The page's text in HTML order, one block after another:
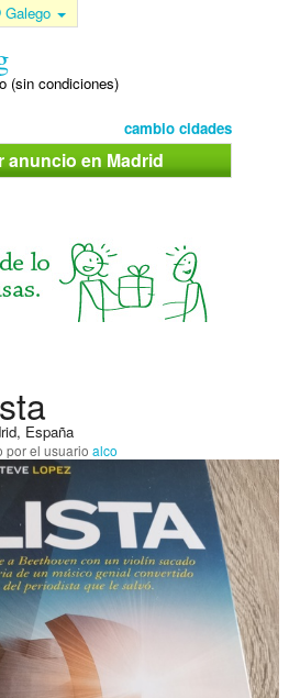
Galego
(sin condiciones)
cambio cidades
anuncio en Madrid
España
por el usuario alco